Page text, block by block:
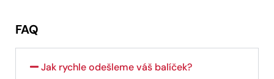
FAQ
Jak rychle odešleme váš balíček?